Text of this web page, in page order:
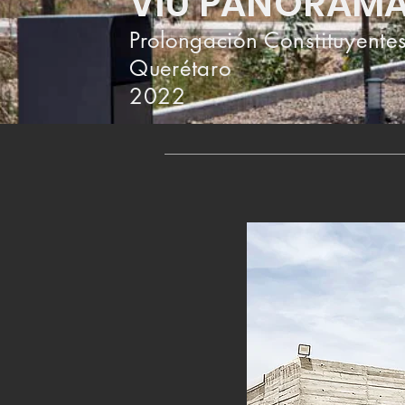
Prolongación
Querétaro
2022